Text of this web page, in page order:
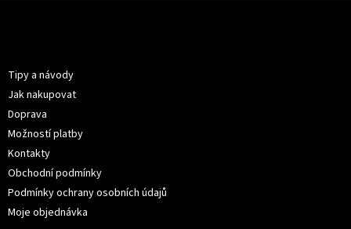
Tipy a návody
Jak nakupovat
Doprava
Možností platby
Kontakty
Obchodní podmínky
Podmínky ochrany osobních údajů
Moje objednávka